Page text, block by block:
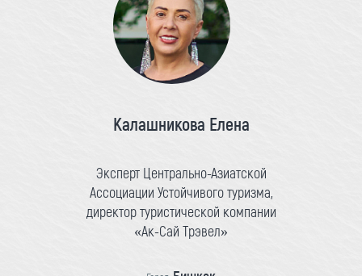
Калашникова Елена
Эксперт Центрально-Азиатской
Ассоциации Устойчивого туризма,
директор туристической компании
«Ак-Сай Трэвел»